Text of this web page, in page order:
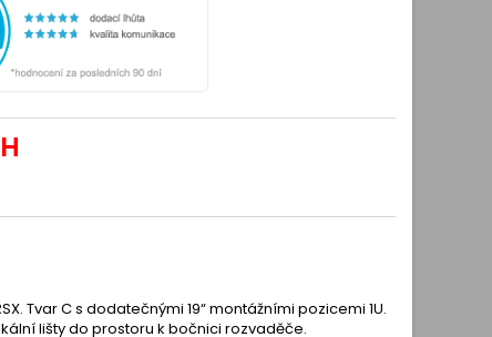
Tvar C s dodatečnými 19“ montážními pozicemi 1U.
lišty do prostoru k bočnici rozvaděče.